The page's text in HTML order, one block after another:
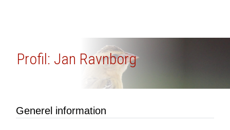
Profil: Jan Ravnborg
Generel information